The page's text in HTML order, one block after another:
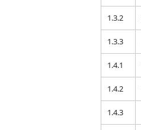
1.3.2
1.3.3
1.4.1
1.4.2
1.4.3